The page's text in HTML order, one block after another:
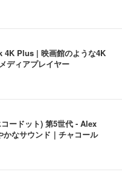
Plus | 映画館のような4K
ディアプレイヤー
ードット) 第5世代 - Alex
なサウンド｜チャコール